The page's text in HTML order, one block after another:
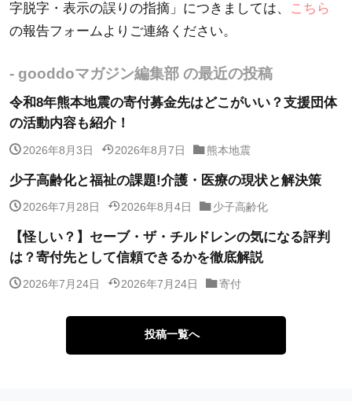
字脱字・表示の誤りの指摘」につきましては、
こちら
の報告フォームよりご連絡ください。
- gooddoマガジン編集部 の最近の投稿
令和8年熊本地震の寄付募金先はどこがいい？支援団体
の活動内容も紹介！
2026年8月3日 2026年8月7日 熊本地震
少子高齢化と福祉の課題!介護・医療の現状と解決策
2026年7月28日 2026年8月4日 少子高齢化
【怪しい？】セーブ・ザ・チルドレンの気になる評判
は？寄付先として信頼できるかを徹底解説
2026年7月24日 2026年7月24日 寄付
投稿一覧へ